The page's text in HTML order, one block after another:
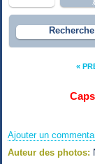
«
Ajouter un
Auteur des photos: